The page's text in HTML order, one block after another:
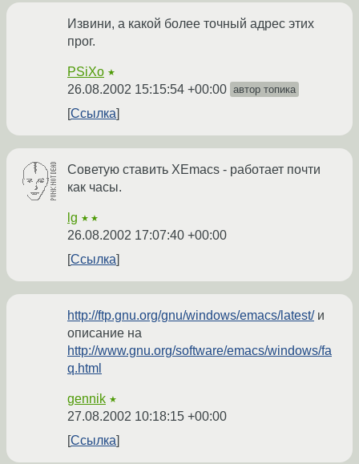
Извини, а какой более точный адрес этих
прог.
PSiXo ★
26.08.2002 15:15:54 +00:00 автор топика
Ссылка
Советую ставить XEmacs - работает почти
как часы.
lg ★★
26.08.2002 17:07:40 +00:00
Ссылка
http://ftp.gnu.org/gnu/windows/emacs/latest/и
описание на
http://www.gnu.org/software/emacs/windows/fa
q.html
gennik ★
27.08.2002 10:18:15 +00:00
Ссылка